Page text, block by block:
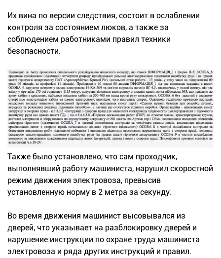
Их вина по версии следствия, состоит в ослаблении
контроля за состоянием люков, а также за
соблюдением работниками правил техники
безопасности.
Также было установлено, что сам проходчик,
выполнявший работу машиниста, нарушил скоростной
режим движения электровоза, превысив
установленную норму в 2 метра за секунду.
Во время движения машинист высовывался из
дверей, что указывает на разблокировку дверей и
нарушение инструкции по охране труда машиниста
электровоза и ряда других инструкций и правил.